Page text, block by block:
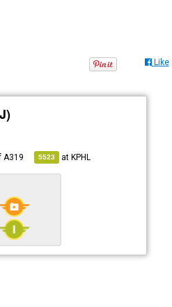
Like
A319 5523 atKPHL